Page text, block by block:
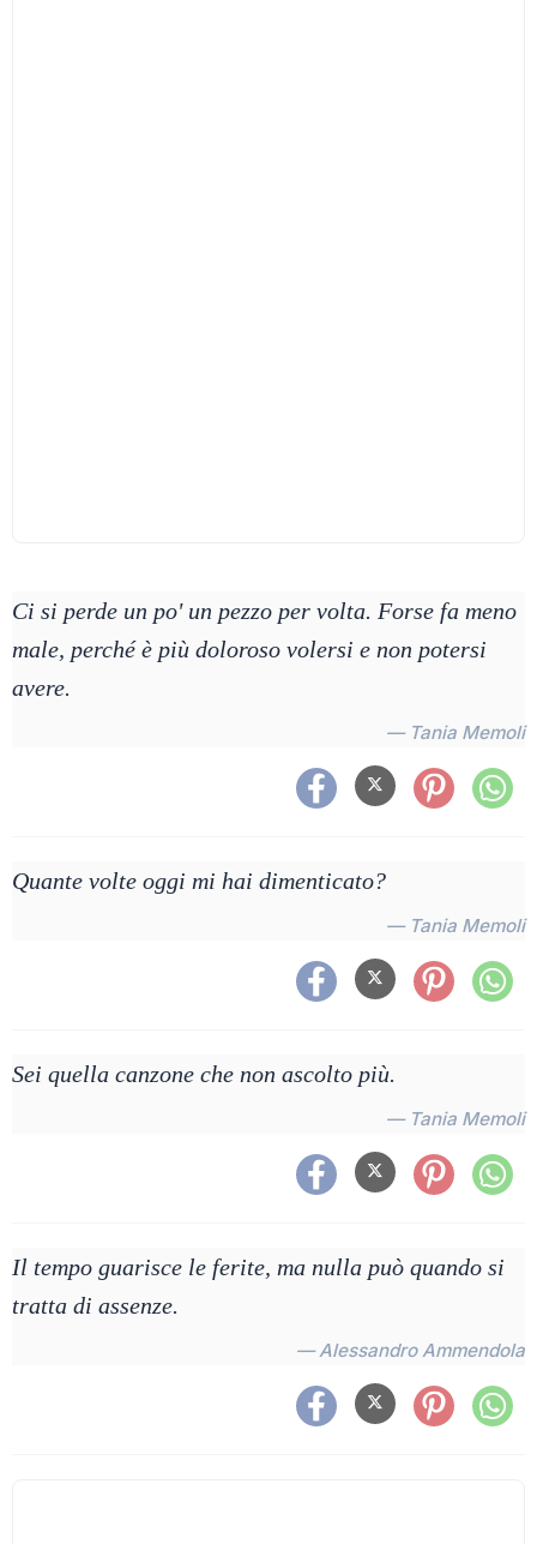
Ci si perde un po' un pezzo per volta. Forse fa meno
male, perché è più doloroso volersi e non potersi
avere.
— Tania Memoli
Quante volte oggi mi hai dimenticato?
— Tania Memoli
Sei quella canzone che non ascolto più.
— Tania Memoli
Il tempo guarisce le ferite, ma nulla può quando si
tratta di assenze.
— Alessandro Ammendola